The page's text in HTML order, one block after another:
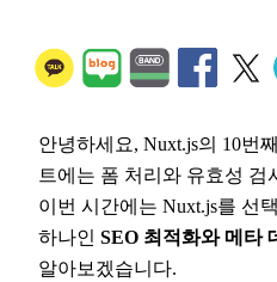
안녕하세요, Nuxt.js의 10번
트에는 폼 처리와 유효성
이번 시간에는 Nuxt.js를 선
하나인 SEO 최적화와 메타
알아보겠습니다.